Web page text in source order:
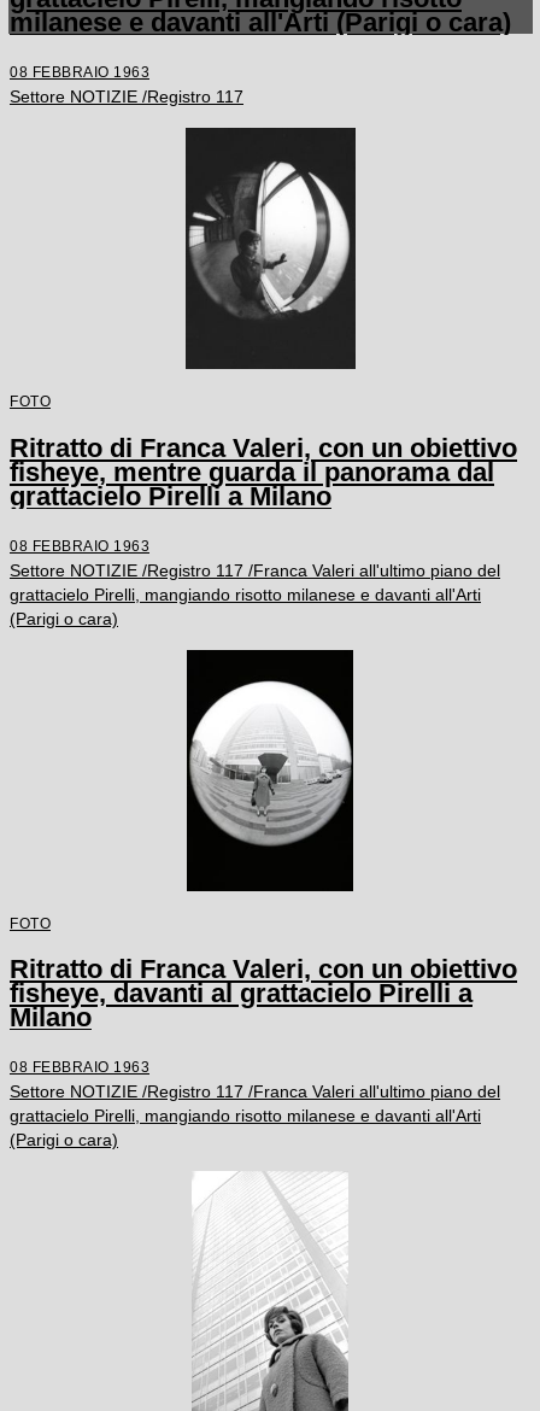
milanese e davanti all'Arti (Parigi o cara)
08 FEBBRAIO 1963
Settore NOTIZIE /Registro 117
FOTO
Ritratto di Franca Valeri, con un obiettivo
fisheye, mentre guarda il panorama dal
grattacielo Pirelli a Milano
08 FEBBRAIO 1963
Settore NOTIZIE /Registro 117 /Franca Valeri all'ultimo piano del
grattacielo Pirelli, mangiando risotto milanese e davanti all'Arti
(Parigi o cara)
FOTO
Ritratto di Franca Valeri, con un obiettivo
fisheye, davanti al grattacielo Pirelli a
Milano
08 FEBBRAIO 1963
Settore NOTIZIE /Registro 117 /Franca Valeri all'ultimo piano del
grattacielo Pirelli, mangiando risotto milanese e davanti all'Arti
(Parigi o cara)